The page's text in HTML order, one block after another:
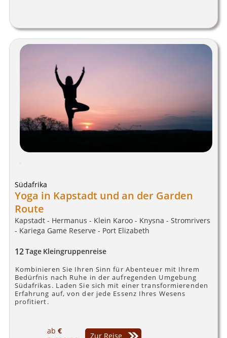
Südafrika
Yoga in Kapstadt und an der Garden
Route
Kapstadt - Hermanus - Klein Karoo - Knysna - Stromrivers
- Kariega Game Reserve - Port Elizabeth
12Tage Kleingruppenreise
Kombinieren Sie Ihren Sinn für Abenteuer mit Ihrem
Bedürfnis nach Ruhe in der aufregenden Umgebung
Südafrikas. Laden Sie sich mit einer transformierenden
Erfahrung auf, von der jede Essenz Ihres Wesens
profitiert.
ab €
Zur Reise